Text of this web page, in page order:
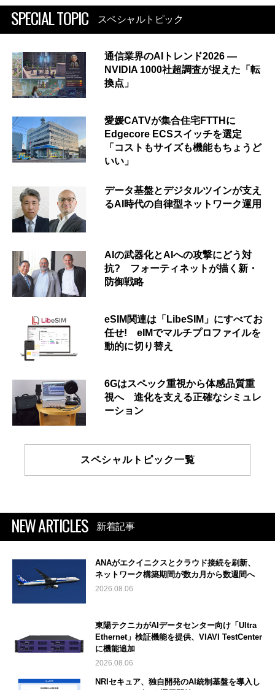
SPECIAL TOPIC スペシャルトピック
通信業界のAIトレンド2026 ―
NVIDIA 1000社超調査が捉えた「転
換点」
愛媛CATVが集合住宅FTTHに
Edgecore ECSスイッチを選定
「コストもサイズも機能もちょうど
いい」
データ基盤とデジタルツインが支え
るAI時代の自律型ネットワーク運用
AIの武器化とAIへの攻撃にどう対
抗? フォーティネットが描く新・
防御戦略
eSIM関連は「LibeSIM」にすべてお
任せ! eIMでマルチプロファイルを
動的に切り替え
6Gはスペック重視から体感品質重
視へ 進化を支える正確なシミュレ
ーション
スペシャルトピック一覧
NEW ARTICLES 新着記事
ANAがエクイニクスとクラウド接続を刷新、
ネットワーク構築期間が数カ月から数週間へ
2026.08.06
東陽テクニカがAIデータセンター向け「Ultra
Ethernet」検証機能を提供、VIAVI TestCenter
に機能追加
2026.08.06
NRIセキュア、独自開発のAI統制基盤を導入し